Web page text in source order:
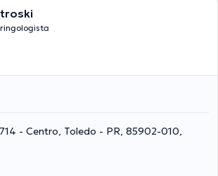
- Centro, Toledo - PR, 85902-010,